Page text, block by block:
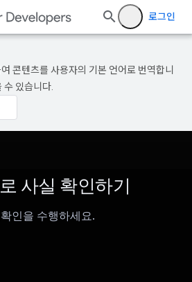
로그인
콘텐츠를 사용자의 기본 언어로 번역합니
수 있습니다.
사실 확인하기
인을 수행하세요.